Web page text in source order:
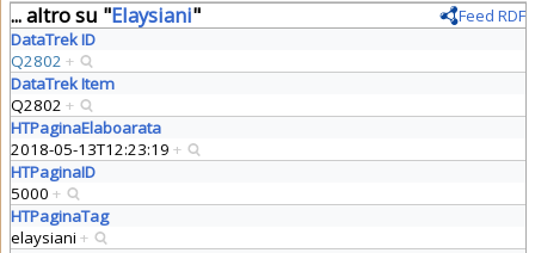
... altro su "Elaysiani"
Feed RDF
DataTrek ID
Q2802 +
DataTrek Item
Q2802 +
HTPaginaElaboarata
2018-05-13T12:23:19 +
HTPaginaID
5000 +
HTPaginaTag
elaysiani +